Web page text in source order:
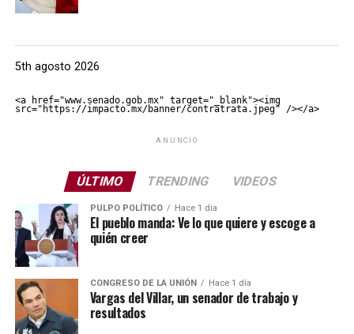
5th agosto 2026
<a href="www.senado.gob.mx" target="_blank"><img
src="https://impacto.mx/banner/contratrata.jpeg" /></a>
ANUNCIO
ÚLTIMO TRENDING VIDEOS
PULPO POLÍTICO Hace 1 día
El pueblo manda: Ve lo que quiere y escoge a
quién creer
CONGRESO DE LA UNIÓN Hace 1 día
Vargas del Villar, un senador de trabajo y
resultados